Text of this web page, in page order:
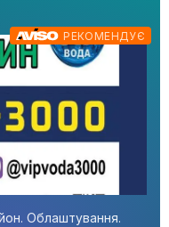
Облаштування.
РЕКОМЕНДУЄ